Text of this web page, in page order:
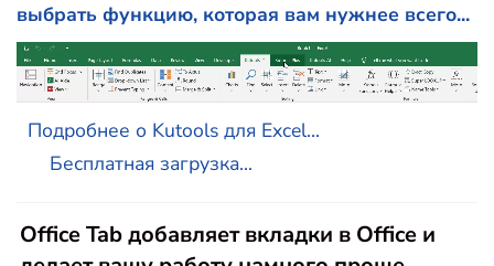
выбрать функцию, которая вам нужнее всего...
Подробнее о Kutools для Excel...
Бесплатная загрузка...
Office Tab добавляет вкладки в Office и